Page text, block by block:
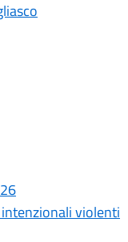
violenti